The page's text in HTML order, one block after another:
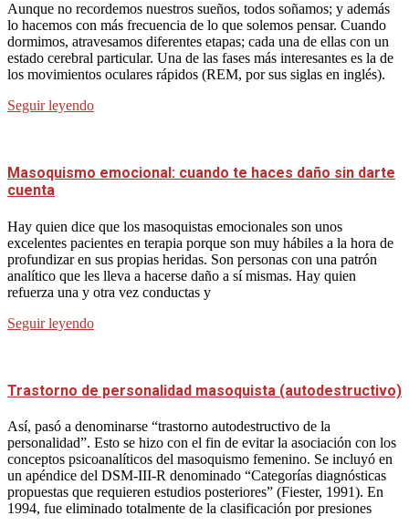
Aunque no recordemos nuestros sueños, todos soñamos; y además
lo hacemos con más frecuencia de lo que solemos pensar. Cuando
dormimos, atravesamos diferentes etapas; cada una de ellas con un
estado cerebral particular. Una de las fases más interesantes es la de
los movimientos oculares rápidos (REM, por sus siglas en inglés).
Seguir leyendo
Masoquismo emocional: cuando te haces daño sin darte
cuenta
Hay quien dice que los masoquistas emocionales son unos
excelentes pacientes en terapia porque son muy hábiles a la hora de
profundizar en sus propias heridas. Son personas con una patrón
analítico que les lleva a hacerse daño a sí mismas. Hay quien
refuerza una y otra vez conductas y
Seguir leyendo
Trastorno de personalidad masoquista (autodestructivo)
Así, pasó a denominarse “trastorno autodestructivo de la
personalidad”. Esto se hizo con el fin de evitar la asociación con los
conceptos psicoanalíticos del masoquismo femenino. Se incluyó en
un apéndice del DSM-III-R denominado “Categorías diagnósticas
propuestas que requieren estudios posteriores” (Fiester, 1991). En
1994, fue eliminado totalmente de la clasificación por presiones